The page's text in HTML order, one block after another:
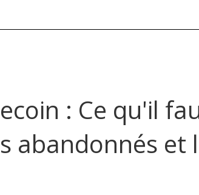
: Ce qu'il
abandonnés et